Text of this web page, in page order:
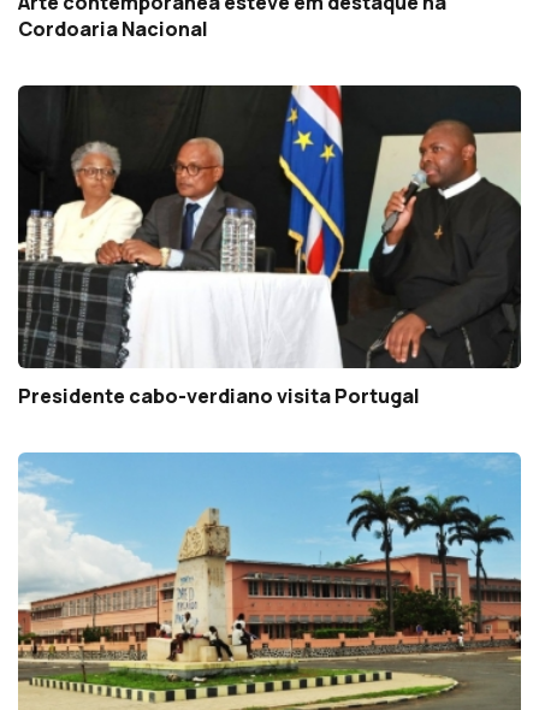
Cordoaria Nacional
Presidente cabo-verdiano visita Portugal